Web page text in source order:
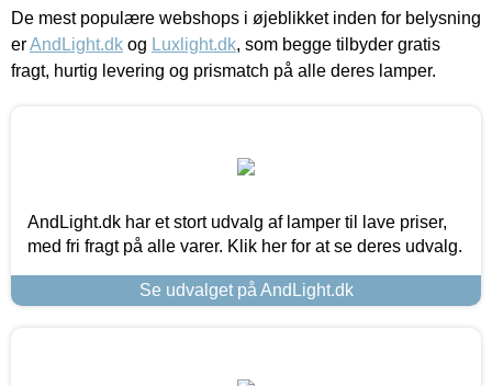
De mest populære webshops i øjeblikket inden for belysning
erAndLight.dk og Luxlight.dk, som begge tilbyder gratis
fragt, hurtig levering og prismatch på alle deres lamper.
AndLight.dk har et stort udvalg af lamper til lave priser,
med fri fragt på alle varer. Klik her for at se deres udvalg.
Se udvalget på AndLight.dk